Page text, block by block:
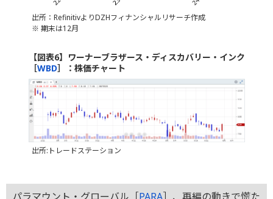
出所：RefinitivよりDZHフィナンシャルリサーチ作成
※ 期末は12月
【図表6】ワーナーブラザース・ディスカバリー・インク
［WBD］：株価チャート
出所:トレードステーション